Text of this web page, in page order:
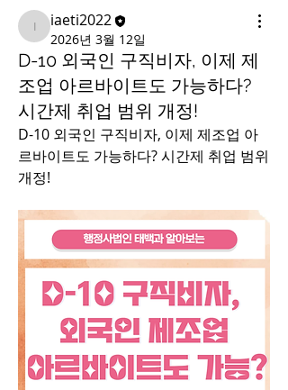
iaeti2022
iaeti2022
2026년 3월 12일
D-10 외국인 구직비자, 이제 제
조업 아르바이트도 가능하다?
시간제 취업 범위 개정!
D-10 외국인 구직비자, 이제 제조업 아
르바이트도 가능하다? 시간제 취업 범위
개정!